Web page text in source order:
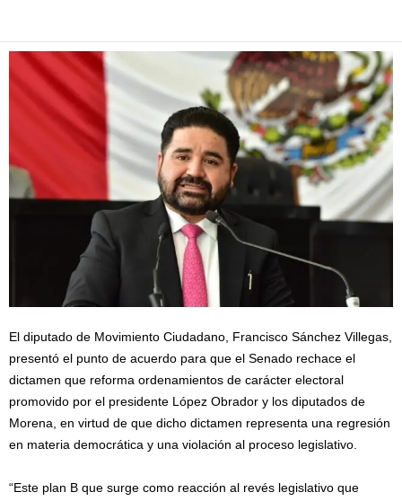
El diputado de Movimiento Ciudadano, Francisco Sánchez Villegas,
presentó el punto de acuerdo para que el Senado rechace el
dictamen que reforma ordenamientos de carácter electoral
promovido por el presidente López Obrador y los diputados de
Morena, en virtud de que dicho dictamen representa una regresión
en materia democrática y una violación al proceso legislativo.
“Este plan B que surge como reacción al revés legislativo que